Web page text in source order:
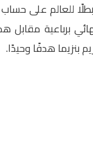
برباعية
بنزيما هدفًا وحيدًا.